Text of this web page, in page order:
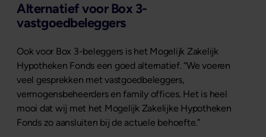
Alternatief voor Box 3-
vastgoedbeleggers
Ook voor Box 3-beleggers is het Mogelijk Zakelijk
Hypotheken Fonds een goed alternatief. “We voeren
veel gesprekken met vastgoedbeleggers,
vermogensbeheerders en family offices. Het is heel
mooi dat wij met het Mogelijk Zakelijke Hypotheken
Fonds zo aansluiten bij de actuele behoefte.”